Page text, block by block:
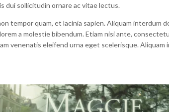
dui sollicitudin ornare ac vitae lectus.
tempor quam, et lacinia sapien. Aliquam interdum
a molestie bibendum. Etiam nisi ante,
venenatis eleifend urna eget scelerisque.